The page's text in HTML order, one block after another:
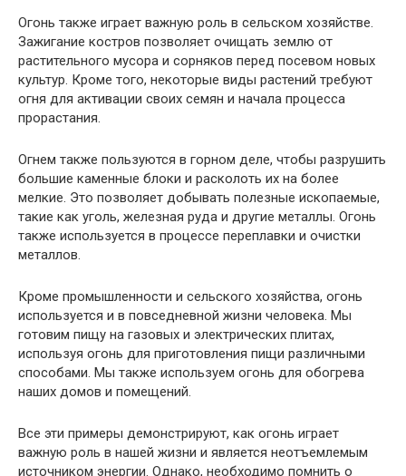
Огонь также играет важную роль в сельском хозяйстве.
Зажигание костров позволяет очищать землю от
растительного мусора и сорняков перед посевом новых
культур. Кроме того, некоторые виды растений требуют
огня для активации своих семян и начала процесса
прорастания.
Огнем также пользуются в горном деле, чтобы разрушить
большие каменные блоки и расколоть их на более
мелкие. Это позволяет добывать полезные ископаемые,
такие как уголь, железная руда и другие металлы. Огонь
также используется в процессе переплавки и очистки
металлов.
Кроме промышленности и сельского хозяйства, огонь
используется и в повседневной жизни человека. Мы
готовим пищу на газовых и электрических плитах,
используя огонь для приготовления пищи различными
способами. Мы также используем огонь для обогрева
наших домов и помещений.
Все эти примеры демонстрируют, как огонь играет
важную роль в нашей жизни и является неотъемлемым
источником энергии. Однако, необходимо помнить о